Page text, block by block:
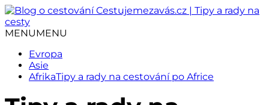
Přejít
k
obsahu
MENUMENU
Evropa
Asie
AfrikaTipy a rady na cestování po Africe